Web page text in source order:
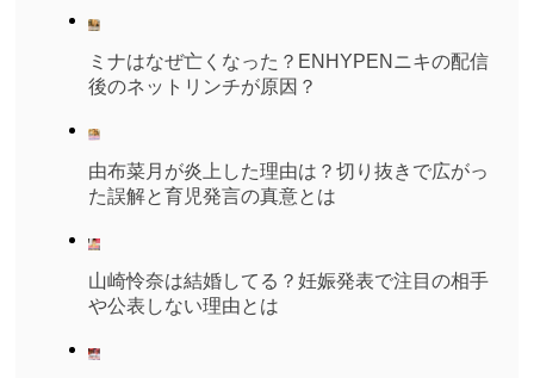
ミナはなぜ亡くなった？ENHYPENニキの配信
後のネットリンチが原因？
由布菜月が炎上した理由は？切り抜きで広がっ
た誤解と育児発言の真意とは
山崎怜奈は結婚してる？妊娠発表で注目の相手
や公表しない理由とは